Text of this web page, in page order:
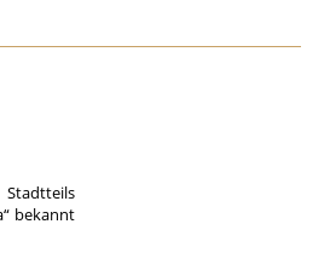
bekannt